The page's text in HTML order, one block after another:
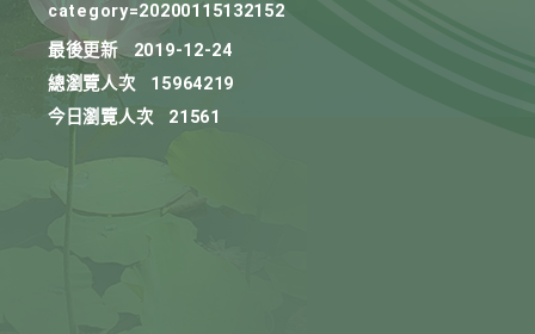
category=20200115132152
最後更新
2019-12-24
總瀏覽人次
15964219
今日瀏覽人次
21561